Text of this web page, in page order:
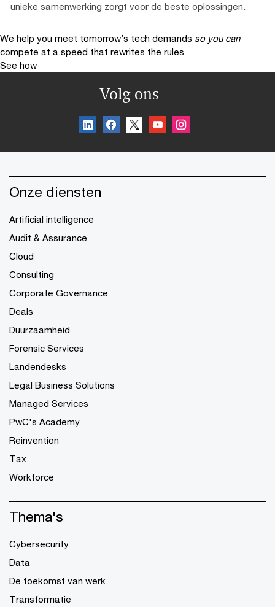
unieke samenwerking zorgt voor de beste oplossingen.
We help you meet tomorrow’s tech demands so you can
compete at a speed that rewrites the rules
See how
Volg ons
Onze diensten
Artificial intelligence
Audit & Assurance
Cloud
Consulting
Corporate Governance
Deals
Duurzaamheid
Forensic Services
Landendesks
Legal Business Solutions
Managed Services
PwC's Academy
Reinvention
Tax
Workforce
Thema's
Cybersecurity
Data
De toekomst van werk
Transformatie